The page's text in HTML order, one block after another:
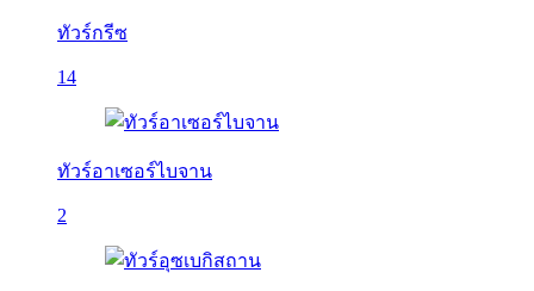
ทัวร์กรีซ
14
ทัวร์อาเซอร์ไบจาน
2